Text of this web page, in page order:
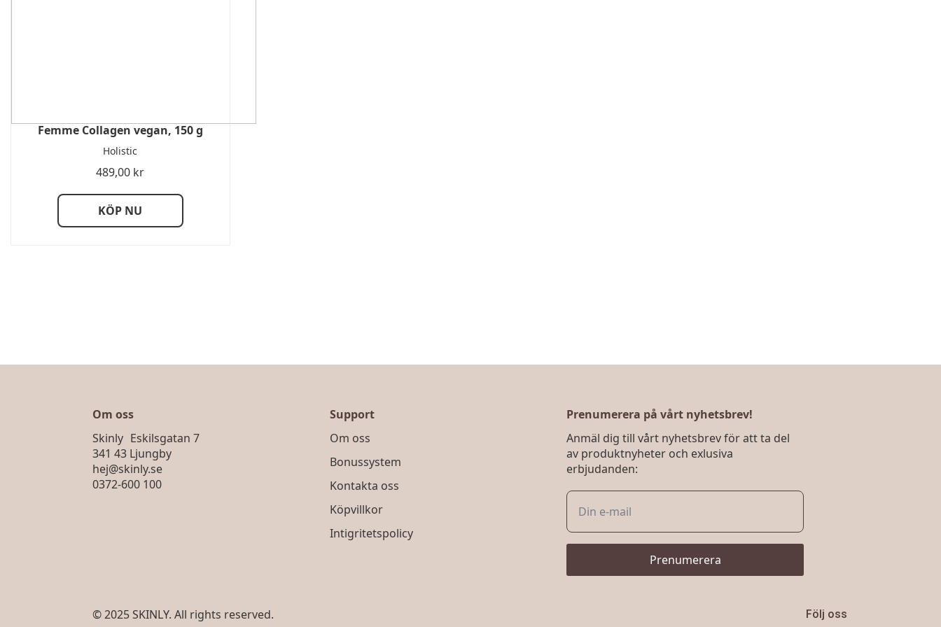
Femme Collagen vegan, 150 g
Holistic
489,00 kr
KÖP NU
Om oss
Skinly Eskilsgatan 7
341 43 Ljungby
hej@skinly.se
0372-600 100
Support
Om oss
Bonussystem
Kontakta oss
Köpvillkor
Intigritetspolicy
Prenumerera på vårt nyhetsbrev!
Anmäl dig till vårt nyhetsbrev för att ta del
av produktnyheter och exlusiva
erbjudanden:
Prenumerera
© 2025 SKINLY. All rights reserved. Följ oss